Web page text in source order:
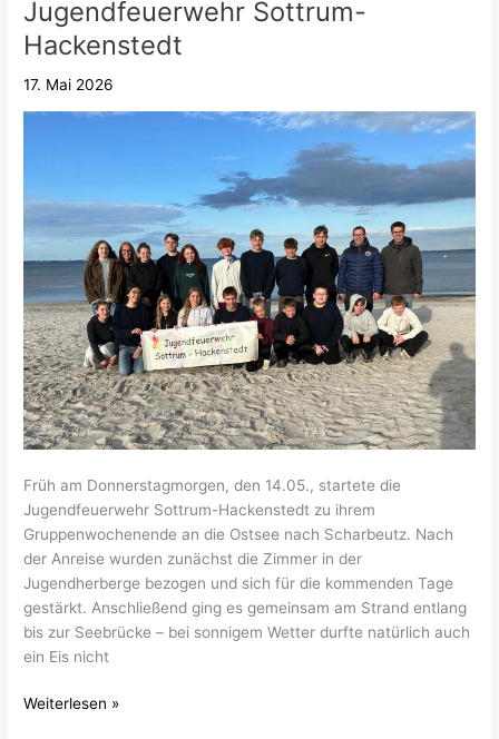
Jugendfeuerwehr Sottrum-
Hackenstedt
17. Mai 2026
Früh am Donnerstagmorgen, den 14.05., startete die
Jugendfeuerwehr Sottrum-Hackenstedt zu ihrem
Gruppenwochenende an die Ostsee nach Scharbeutz. Nach
der Anreise wurden zunächst die Zimmer in der
Jugendherberge bezogen und sich für die kommenden Tage
gestärkt. Anschließend ging es gemeinsam am Strand entlang
bis zur Seebrücke – bei sonnigem Wetter durfte natürlich auch
ein Eis nicht
der
Jugendfeuerwehr
Hackenstedt
Weiterlesen »